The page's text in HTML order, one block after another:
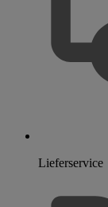
Lieferservice